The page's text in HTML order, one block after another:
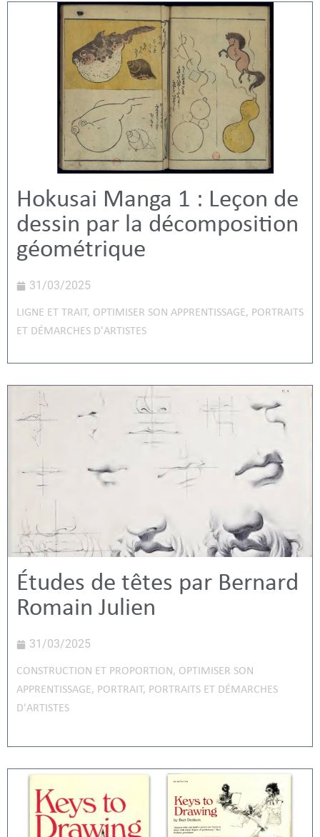
Hokusai Manga 1 : Leçon de
dessin par la décomposition
géométrique
31/03/2025
LIGNE ET TRAIT, OPTIMISER SON APPRENTISSAGE, PORTRAITS
ET DÉMARCHES D'ARTISTES
Études de têtes par Bernard
Romain Julien
31/03/2025
CONSTRUCTION ET PROPORTION, OPTIMISER SON
APPRENTISSAGE, PORTRAIT, PORTRAITS ET DÉMARCHES
D'ARTISTES